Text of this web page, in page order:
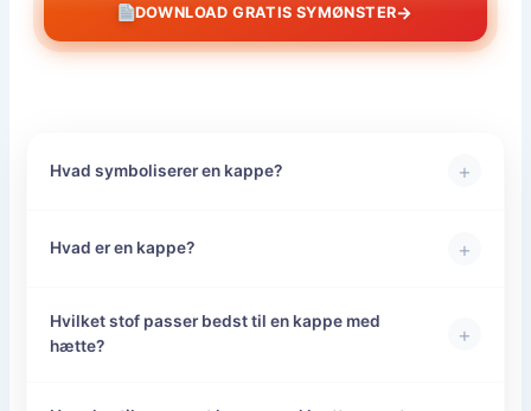
DOWNLOAD GRATIS SYMØNSTER→
Hvad symboliserer en kappe? +
Hvad er en kappe? +
Hvilket stof passer bedst til en kappe med
hætte?
+